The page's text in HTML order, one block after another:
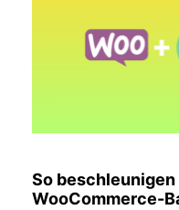
So
WooCommerce-